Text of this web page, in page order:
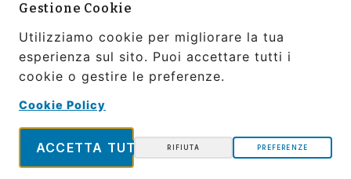
Copyright ©2026 Convivier by Gaudibilia srls PIVA:
IT0207370663
All Rights Reserved | Powered and Designed by
Gaudibilia |Privacy Policy
Gestione Cookie
Utilizziamo cookie per migliorare la tua
esperienza sul sito. Puoi accettare tutti i
cookie o gestire le preferenze.
Cookie Policy
ACCETTA TUTTO RIFIUTA PREFERENZE